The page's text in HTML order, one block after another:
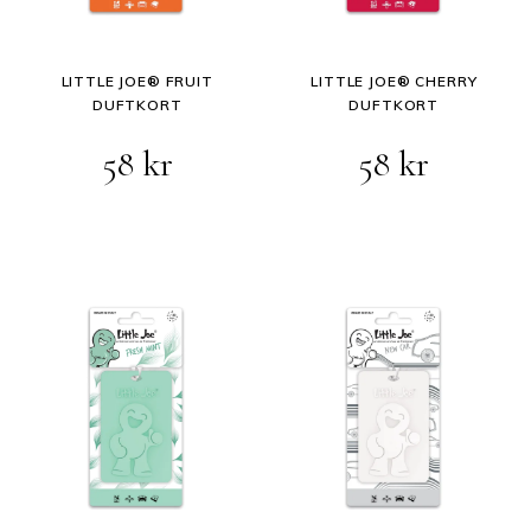
LITTLE JOE® FRUIT
DUFTKORT
58 kr
LITTLE JOE® CHERRY
DUFTKORT
58kr